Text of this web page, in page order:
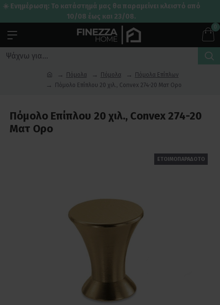
☀️ Ενημέρωση: Το κατάστημά μας θα παραμείνει κλειστό από
10/08 έως και 23/08.
0
Πόμολα Πόμολα
Πόμολα Επίπλων
Πόμολο Επίπλου 20 χιλ., Convex 274-20 Ματ Ορο
Πόμολο Επίπλου 20 χιλ., Convex 274-20
Ματ Ορο
ΕΤΟΙΜΟΠΑΡΑΔΟΤΟ